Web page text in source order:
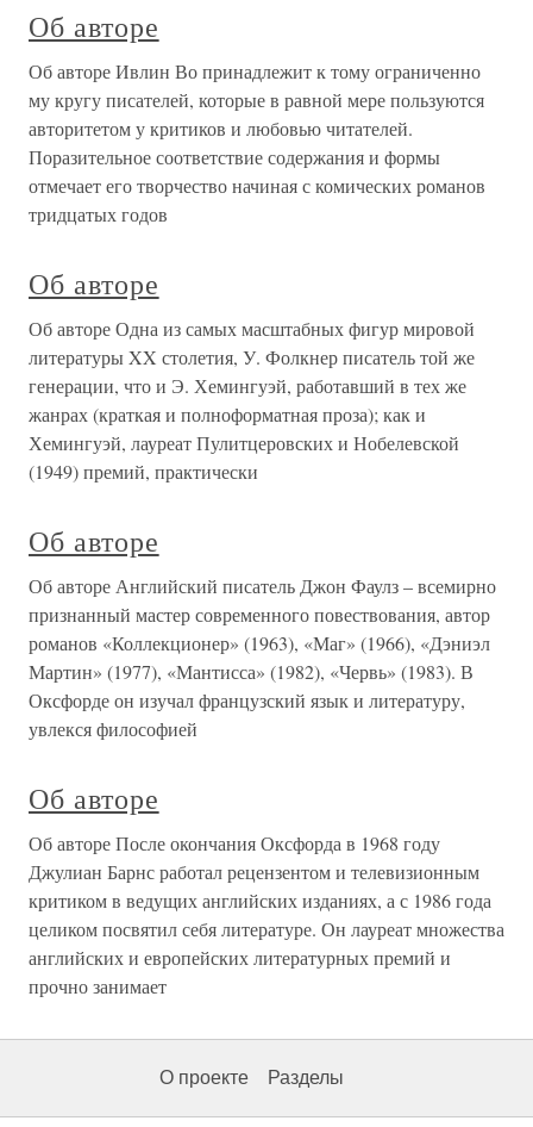
Об авторе
Об авторе Ивлин Во принадлежит к тому ограниченно
му кругу писателей, которые в равной мере пользуются
авторитетом у критиков и любовью читателей.
Поразительное соответствие содержания и формы
отмечает его творчество начиная с комических романов
тридцатых годов
Об авторе
Об авторе Одна из самых масштабных фигур мировой
литературы XX столетия, У. Фолкнер писатель той же
генерации, что и Э. Хемингуэй, работавший в тех же
жанрах (краткая и полноформатная проза); как и
Хемингуэй, лауреат Пулитцеровских и Нобелевской
(1949) премий, практически
Об авторе
Об авторе Английский писатель Джон Фаулз – всемирно
признанный мастер современного повествования, автор
романов «Коллекционер» (1963), «Маг» (1966), «Дэниэл
Мартин» (1977), «Мантисса» (1982), «Червь» (1983). В
Оксфорде он изучал французский язык и литературу,
увлекся философией
Об авторе
Об авторе После окончания Оксфорда в 1968 году
Джулиан Барнс работал рецензентом и телевизионным
критиком в ведущих английских изданиях, а с 1986 года
целиком посвятил себя литературе. Он лауреат множества
английских и европейских литературных премий и
прочно занимает
О проекте Разделы